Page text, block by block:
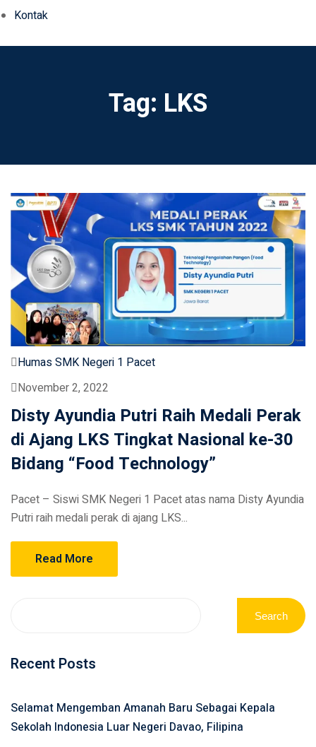
Kontak
Tag: LKS
Humas SMK Negeri 1 Pacet
November 2, 2022
Disty Ayundia Putri Raih Medali Perak
di Ajang LKS Tingkat Nasional ke-30
Bidang “Food Technology”
Pacet – Siswi SMK Negeri 1 Pacet atas nama Disty Ayundia
Putri raih medali perak di ajang LKS...
Read More
Search
Recent Posts
Selamat Mengemban Amanah Baru Sebagai Kepala
Sekolah Indonesia Luar Negeri Davao, Filipina